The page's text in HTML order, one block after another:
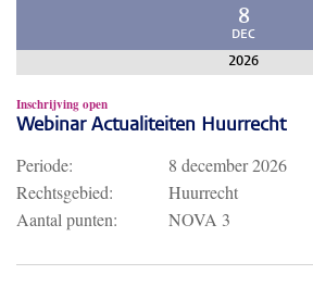
8
DEC
2026
Inschrijving open
Webinar Actualiteiten Huurrecht
Periode:
8 december 2026
Rechtsgebied:
Huurrecht
Aantal punten:
NOVA 3